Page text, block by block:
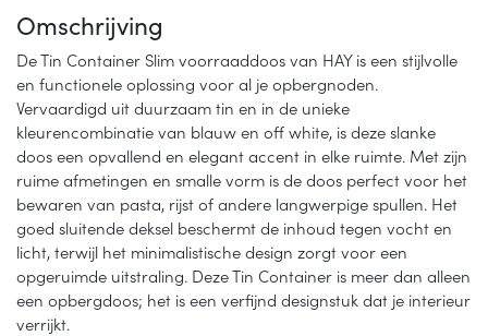
Omschrijving
De Tin Container Slim voorraaddoos van HAY is een stijlvolle
en functionele oplossing voor al je opbergnoden.
Vervaardigd uit duurzaam tin en in de unieke
kleurencombinatie van blauw en off white, is deze slanke
doos een opvallend en elegant accent in elke ruimte. Met zijn
ruime afmetingen en smalle vorm is de doos perfect voor het
bewaren van pasta, rijst of andere langwerpige spullen. Het
goed sluitende deksel beschermt de inhoud tegen vocht en
licht, terwijl het minimalistische design zorgt voor een
opgeruimde uitstraling. Deze Tin Container is meer dan alleen
een opbergdoos; het is een verfijnd designstuk dat je interieur
verrijkt.